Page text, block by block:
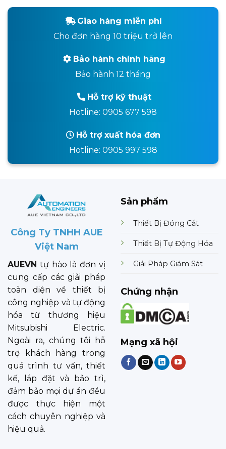
Giao hàng miễn phí
Cho đơn hàng 10 triệu trở lên
Bảo hành chính hãng
Bảo hành 12 tháng
Hỗ trợ kỹ thuật
Hotline: 0905 677 598
Hỗ trợ xuất hóa đơn
Hotline: 0905 997 598
Công Ty TNHH AUE
Việt Nam
AUEVN tự hào là đơn vị
cung cấp các giải pháp
toàn diện về thiết bị
công nghiệp và tự động
hóa từ thương hiệu
Mitsubishi Electric.
Ngoài ra, chúng tôi hỗ
trợ khách hàng trong
quá trình tư vấn, thiết
kế, lắp đặt và bảo trì,
đảm bảo mọi dự án đều
được thực hiện một
cách chuyên nghiệp và
hiệu quả.
Sản phẩm
Thiết Bị Đóng Cắt
Thiết Bị Tự Động Hóa
Giải Pháp Giám Sát
Chứng nhận
Mạng xã hội